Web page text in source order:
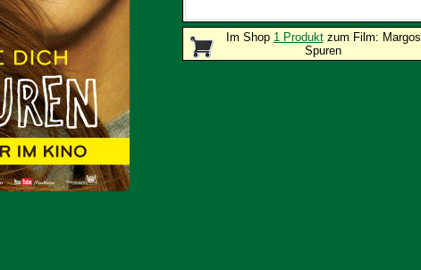
Im Shop 1 Produktzum Film: Margos
Spuren